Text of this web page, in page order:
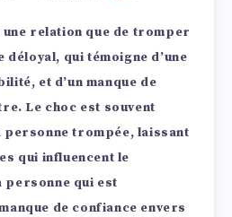
une relation que de tromper
déloyal, qui témoigne d’une
et d’un manque de
Le choc est souvent
trompée, laissant
qui influencent le
personne qui est
de confiance envers